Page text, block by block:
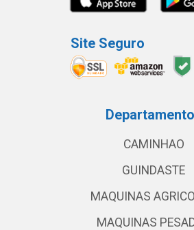
Site Seguro
CAMINHAO
GUINDASTE
MAQUINAS
MAQUINAS